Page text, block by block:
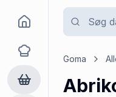
Goma
Opskrifter
Dagligvarer
Goma